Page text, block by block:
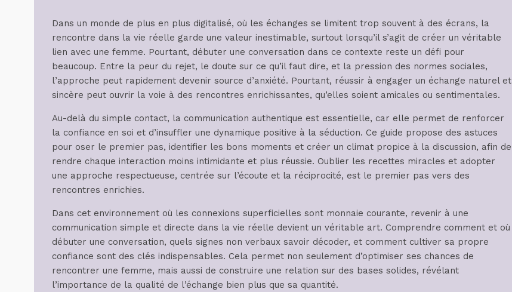
Dans un monde de plus en plus digitalisé, où les échanges se limitent trop souvent à des écrans, la
rencontre dans la vie réelle garde une valeur inestimable, surtout lorsqu’il s’agit de créer un véritable
lien avec une femme. Pourtant, débuter une conversation dans ce contexte reste un défi pour
beaucoup. Entre la peur du rejet, le doute sur ce qu’il faut dire, et la pression des normes sociales,
l’approche peut rapidement devenir source d’anxiété. Pourtant, réussir à engager un échange naturel et
sincère peut ouvrir la voie à des rencontres enrichissantes, qu’elles soient amicales ou sentimentales.
Au-delà du simple contact, la communication authentique est essentielle, car elle permet de renforcer
la confiance en soi et d’insuffler une dynamique positive à la séduction. Ce guide propose des astuces
pour oser le premier pas, identifier les bons moments et créer un climat propice à la discussion, afin de
rendre chaque interaction moins intimidante et plus réussie. Oublier les recettes miracles et adopter
une approche respectueuse, centrée sur l’écoute et la réciprocité, est le premier pas vers des
rencontres enrichies.
Dans cet environnement où les connexions superficielles sont monnaie courante, revenir à une
communication simple et directe dans la vie réelle devient un véritable art. Comprendre comment et où
débuter une conversation, quels signes non verbaux savoir décoder, et comment cultiver sa propre
confiance sont des clés indispensables. Cela permet non seulement d’optimiser ses chances de
rencontrer une femme, mais aussi de construire une relation sur des bases solides, révélant
l’importance de la qualité de l’échange bien plus que sa quantité.